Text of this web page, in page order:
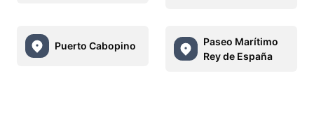
Puerto Cabopino
Paseo Marítimo
Rey de España